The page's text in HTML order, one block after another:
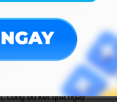
thông tin về kỳ thi
năm 2026 để tuyển sinh
với nhiều điểm mới như
công bố kết quả ngay